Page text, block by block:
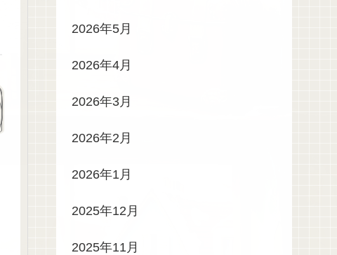
2026年5月
2026年4月
2026年3月
2026年2月
2026年1月
2025年12月
2025年11月